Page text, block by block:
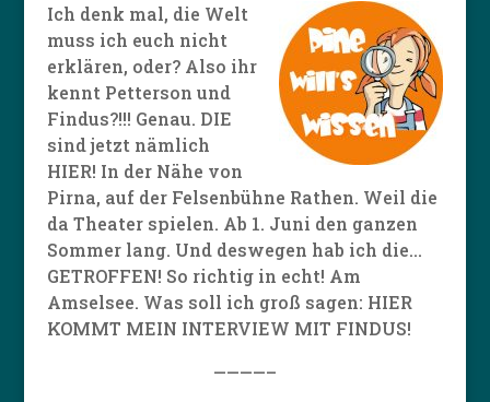
Ich denk mal, die Welt
muss ich euch nicht
erklären, oder? Also ihr
kennt Petterson und
Findus?!!! Genau. DIE
sind jetzt nämlich
HIER! In der Nähe von
Pirna, auf der Felsenbühne Rathen. Weil die
da Theater spielen. Ab 1. Juni den ganzen
Sommer lang. Und deswegen hab ich die…
GETROFFEN! So richtig in echt! Am
Amselsee. Was soll ich groß sagen: HIER
KOMMT MEIN INTERVIEW MIT FINDUS!
————–